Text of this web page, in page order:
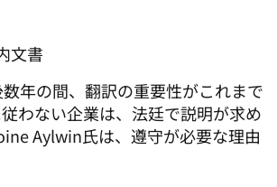
文書
年の間、翻訳の重要性がこれまで
わない企業は、法廷で説明が求め
Aylwin氏は、遵守が必要な理由